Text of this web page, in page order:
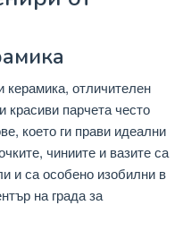
отличителен
красиви парчета често
което ги прави идеални
чиниите и вазите са
и са особено изобилни в
на града за